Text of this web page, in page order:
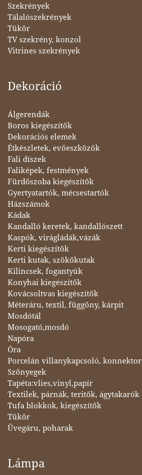
Szekrények
Tálalószekrények
Tükör
TV szekrény, konzol
Vitrines szekrények
Dekoráció
Álgerendák
Boros kiegészítők
Dekorációs elemek
Étkészletek, evőeszközök
Fali díszek
Faliképek, festmények
Fürdőszoba kiegészítők
Gyertyatartók, mécsestartók
Házszámok
Kádak
Kandalló keretek, kandallószett
Kaspók, virágládák,vázák
Kerti kiegészítők
Kerti kutak, szökőkutak
Kilincsek, fogantyúk
Konyhai kiegészítők
Kovácsoltvas kiegészítők
Méteráru, textil, függöny, kárpit
Mosdótál
Mosogató,mosdó
Napóra
Óra
Porcelán villanykapcsoló, konnektor
Szőnyegek
Tapéta:vlies,vinyl,papír
Textilek, párnák, teritők, ágytakarók
Tufa blokkok, kiegészítők
Tükör
Üvegáru, poharak
Lámpa